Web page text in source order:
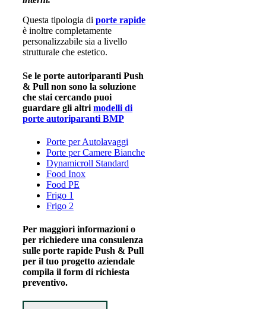
Questa tipologia di porte rapide
è inoltre completamente
personalizzabile sia a livello
strutturale che estetico.
Se le porte autoriparanti Push
& Pull non sono la soluzione
che stai cercando puoi
guardare gli altri modelli di
porte autoriparanti BMP
Porte per Autolavaggi
Porte per Camere Bianche
Dynamicroll Standard
Food Inox
Food PE
Frigo 1
Frigo 2
Per maggiori informazioni o
per richiedere una consulenza
sulle porte rapide Push & Pull
per il tuo progetto aziendale
compila il form di richiesta
preventivo.